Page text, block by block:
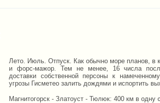
Лето. Июль. Отпуск. Как обычно море планов, в
и форс-мажор. Тем не менее, 16 числа
доставки собственной персоны к
угрозы Гисметео залить дождями и испортить
Магнитогорск - Златоуст - Тюлюк: 400 км в одну